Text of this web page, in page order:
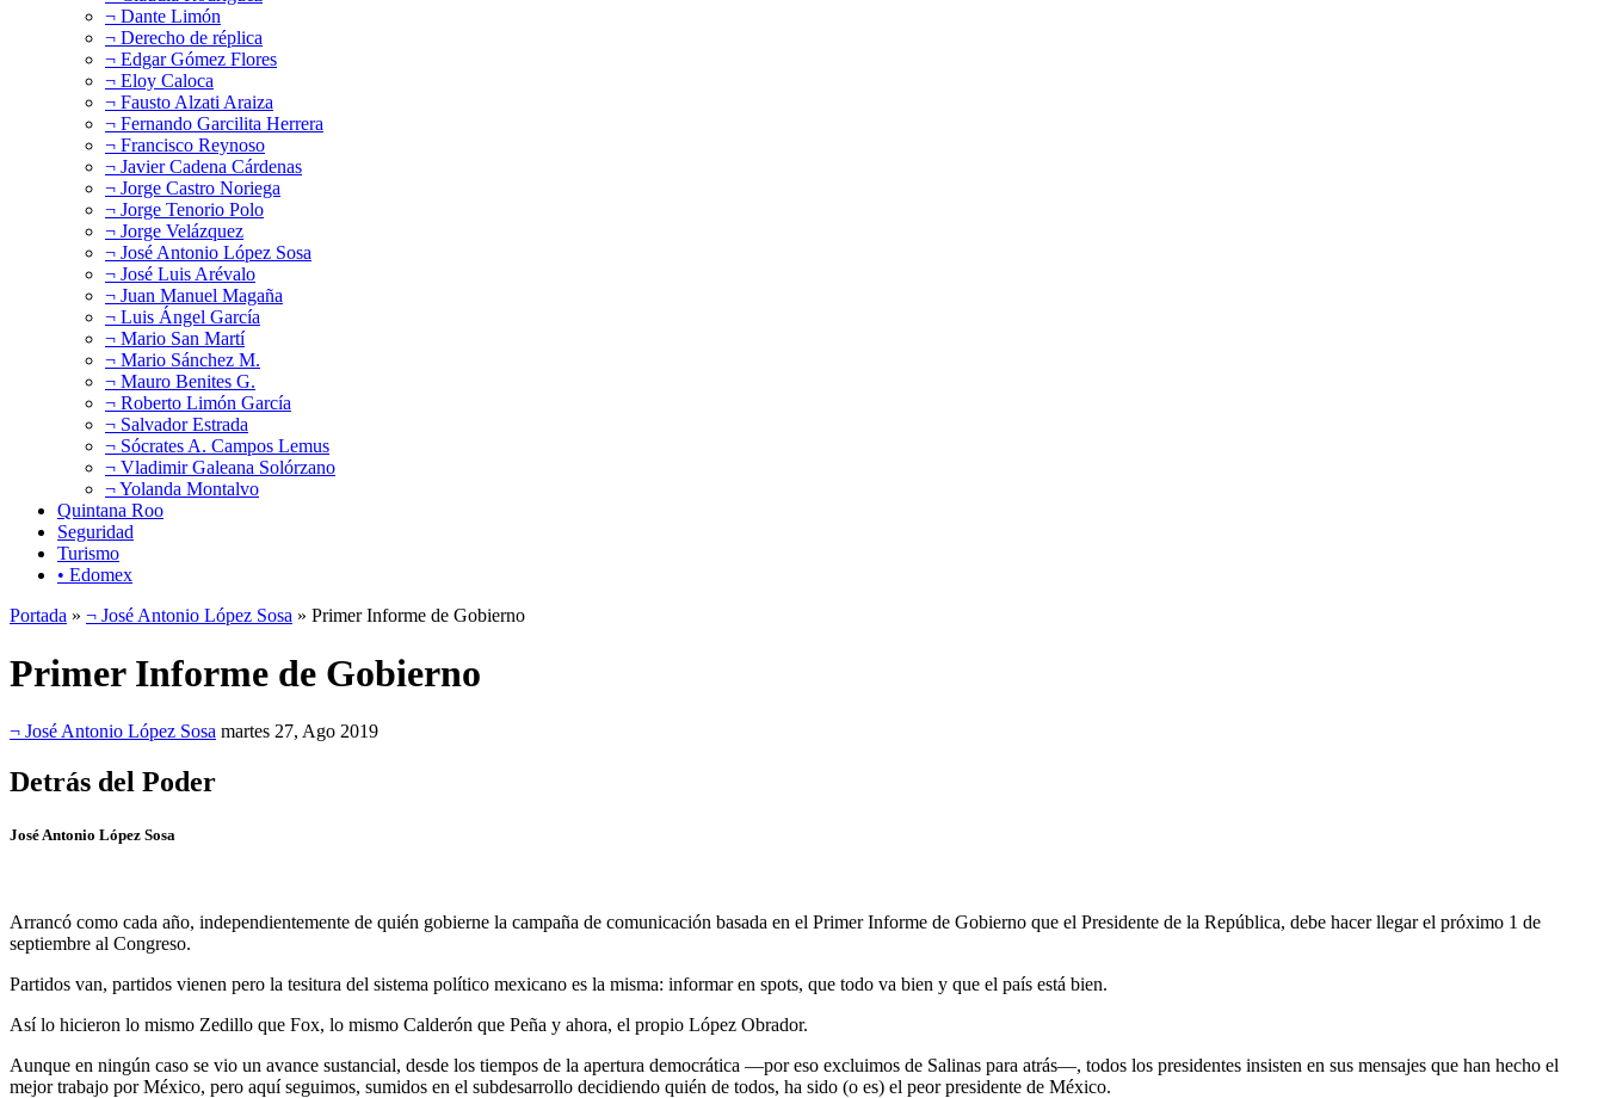
¬ Dante Limón
¬ Derecho de réplica
¬ Edgar Gómez Flores
¬ Eloy Caloca
¬ Fausto Alzati Araiza
¬ Fernando Garcilita Herrera
¬ Francisco Reynoso
¬ Javier Cadena Cárdenas
¬ Jorge Castro Noriega
¬ Jorge Tenorio Polo
¬ Jorge Velázquez
¬ José Antonio López Sosa
¬ José Luis Arévalo
¬ Juan Manuel Magaña
¬ Luis Ángel García
¬ Mario San Martí
¬ Mario Sánchez M.
¬ Mauro Benites G.
¬ Roberto Limón García
¬ Salvador Estrada
¬ Sócrates A. Campos Lemus
¬ Vladimir Galeana Solórzano
¬ Yolanda Montalvo
Quintana Roo
Seguridad
Turismo
• Edomex
Portada » ¬ José Antonio López Sosa » Primer Informe de Gobierno
Primer Informe de Gobierno
¬ José Antonio López Sosa martes 27, Ago 2019
Detrás del Poder
José Antonio López Sosa
Arrancó como cada año, independientemente de quién gobierne la campaña de comunicación basada en el Primer Informe de Gobierno que el Presidente de la República, debe hacer llegar el próximo 1 de
septiembre al Congreso.
Partidos van, partidos vienen pero la tesitura del sistema político mexicano es la misma: informar en spots, que todo va bien y que el país está bien.
Así lo hicieron lo mismo Zedillo que Fox, lo mismo Calderón que Peña y ahora, el propio López Obrador.
Aunque en ningún caso se vio un avance sustancial, desde los tiempos de la apertura democrática —por eso excluimos de Salinas para atrás—, todos los presidentes insisten en sus mensajes que han hecho el
mejor trabajo por México, pero aquí seguimos, sumidos en el subdesarrollo decidiendo quién de todos, ha sido (o es) el peor presidente de México.